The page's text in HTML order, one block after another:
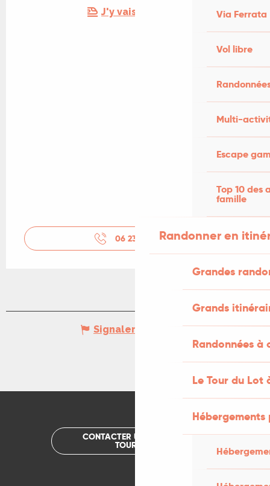
Via Ferrata
Vol libre
Multi-
Escape
Top 10 des
famille
Randonner en
Grandes
Grands
Randonnées
Le Tour du Lot
J'y vais en train !
06 23 57 59▒▒
Signaler une erreur
CONTACTER UN OFFICE DE
TOURISME